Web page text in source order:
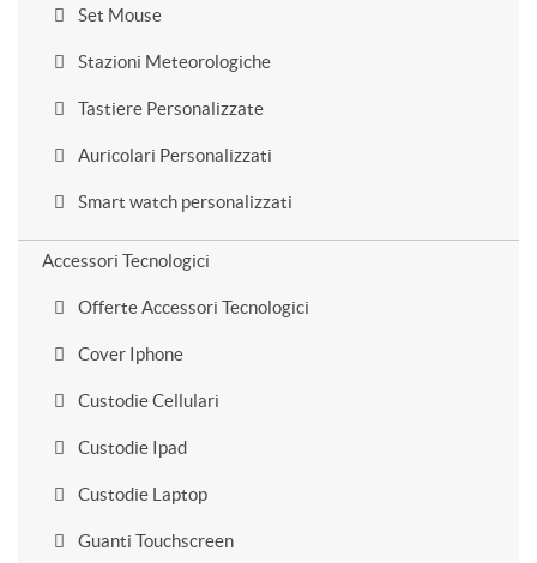
Set Mouse
Stazioni Meteorologiche
Tastiere Personalizzate
Auricolari Personalizzati
Smart watch personalizzati
Accessori Tecnologici
Offerte Accessori Tecnologici
Cover Iphone
Custodie Cellulari
Custodie Ipad
Custodie Laptop
Guanti Touchscreen